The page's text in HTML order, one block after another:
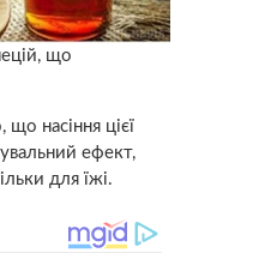
що
насіння цієї
ефект,
для їжі.